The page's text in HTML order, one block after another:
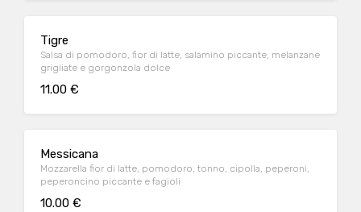
Tigre
Salsa di pomodoro, fior di latte, salamino piccante, melanzane
grigliate e gorgonzola dolce
11.00 €
Messicana
Mozzarella fior di latte, pomodoro, tonno, cipolla, peperoni,
peperoncino piccante e fagioli
10.00 €